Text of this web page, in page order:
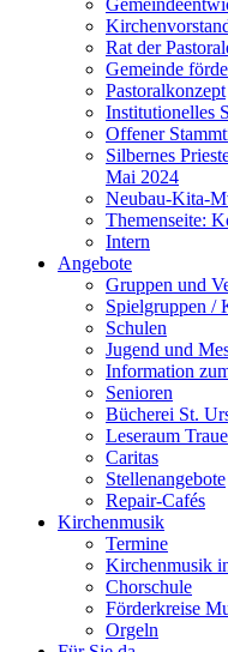
Rat der
Gemeinde
Pastoralkonzept
Institutionelles
Offener
Silbernes
Mai 2024
Neubau-Kita-
Themenseite:
Intern
Angebote
Gruppen und
Spielgruppen /
Schulen
Jugend und
Information
Senioren
Bücherei St.
Leseraum
Caritas
Stellenangebote
Repair-Cafés
Kirchenmusik
Termine
Kirchenmusik
Chorschule
Förderkreise
Orgeln